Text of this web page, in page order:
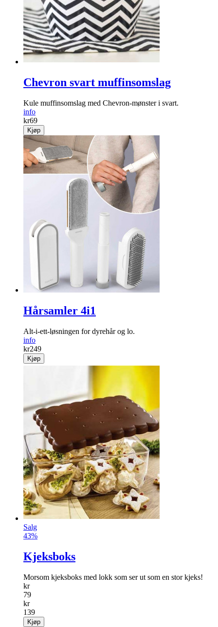
Chevron svart muffinsomslag
Kule muffinsomslag med Chevron-mønster i svart.
info
kr69
Kjøp
Hårsamler 4i1
Alt-i-ett-løsningen for dyrehår og lo.
info
kr249
Kjøp
Salg
43%
Kjeksboks
Morsom kjeksboks med lokk som ser ut som en stor kjeks!
kr
79
kr
139
Kjøp